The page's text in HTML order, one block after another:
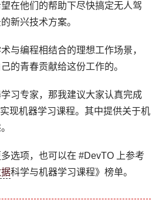
在他们的帮助下尽快搞定无人驾
新兴技术方案。
与编程相结合的理想工作场景，
的青春贡献给这份工作的。
习专家，那我建议大家认真完成
现机器学习课程。其中提供关于机
选项，也可以在 #DevTO 上参考
科学与机器学习课程》榜单。